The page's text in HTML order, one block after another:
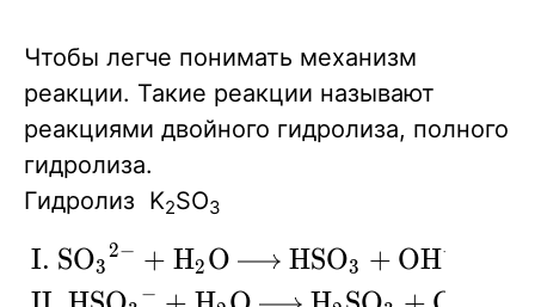
3K2SO3
+ 3H2O
=
2Al(OH)3
v + 3SO2
^ +
6KBr}
Чтобы легче понимать механизм
реакции. Такие реакции называют
реакциями двойного гидролиза, полного
гидролиза.
Гидролиз K2SO3
\ce{I$.$
SO3^2-
I. SOX
3X
2− + HX
2 O HSOX
3 + OHX
−
−